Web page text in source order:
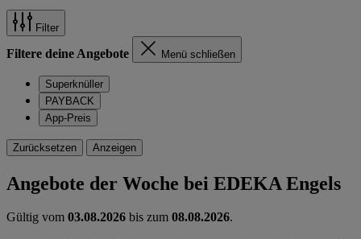
Filter
Filtere deine Angebote Menü schließen
Superknüller
PAYBACK
App-Preis
Zurücksetzen Anzeigen
Angebote der Woche bei EDEKA Engels
Gültig vom 03.08.2026 bis zum 08.08.2026.